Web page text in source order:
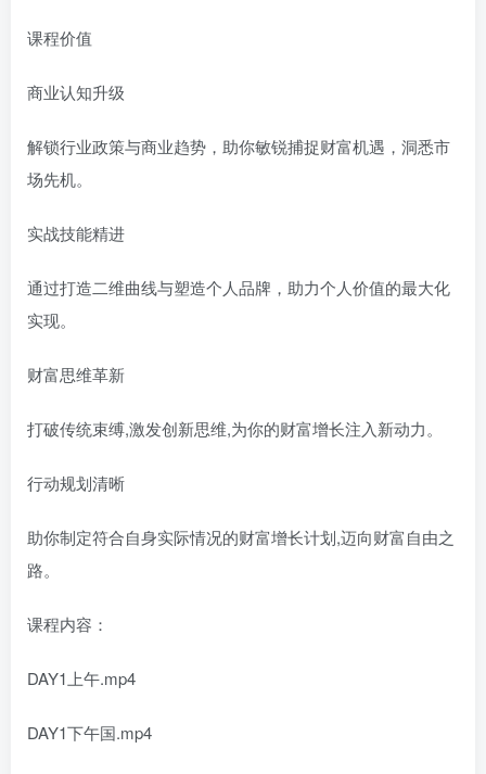
课程价值
商业认知升级
解锁行业政策与商业趋势，助你敏锐捕捉财富机遇，洞悉市
场先机。
实战技能精进
通过打造二维曲线与塑造个人品牌，助力个人价值的最大化
实现。
财富思维革新
打破传统束缚,激发创新思维,为你的财富增长注入新动力。
行动规划清晰
助你制定符合自身实际情况的财富增长计划,迈向财富自由之
路。
课程内容：
DAY1上午.mp4
DAY1下午国.mp4